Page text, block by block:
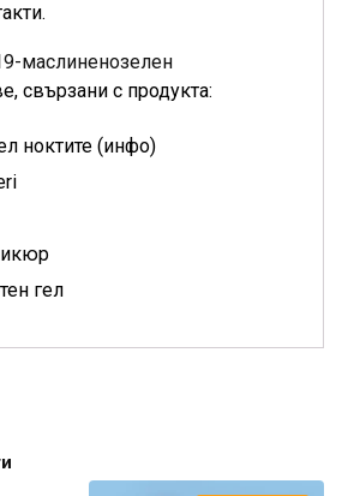
маслиненозелен
свързани с продукта:
ноктите (инфо)
гел